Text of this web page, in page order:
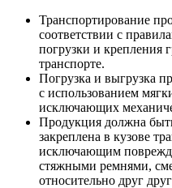
Транспортирование
соответствии с
погрузки и крепления
транспорте.
Погрузка и выгрузка
с использованием
исключающих
Продукция должна
закреплена в кузове
исключающим
стяжными ремнями,
относительно друг